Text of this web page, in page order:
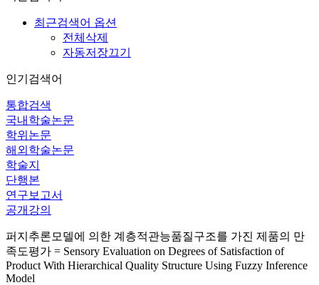
최근검색어 옵션
전체삭제
자동저장끄기
인기검색어
통합검색
국내학술논문
학위논문
해외학술논문
학술지
단행본
연구보고서
공개강의
퍼지추론모델에 의한 계층적관능품질구조를 가진 제품의 만
족도평가 = Sensory Evaluation on Degrees of Satisfaction of
Product With Hierarchical Quality Structure Using Fuzzy Inference
Model